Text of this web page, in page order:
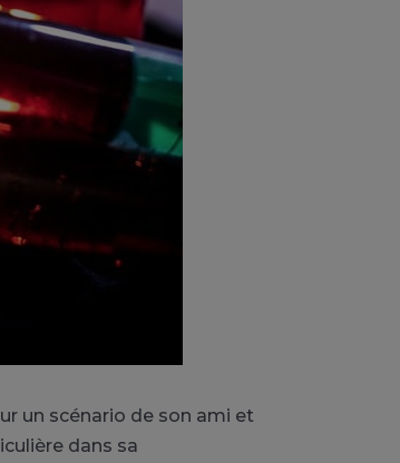
un scénario de son ami et
dans sa